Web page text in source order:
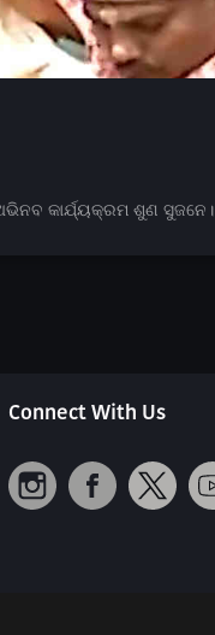
କାର୍ଯ୍ୟକ୍ରମ ଶୁଣ ସୁଜନେ।
Connect With Us